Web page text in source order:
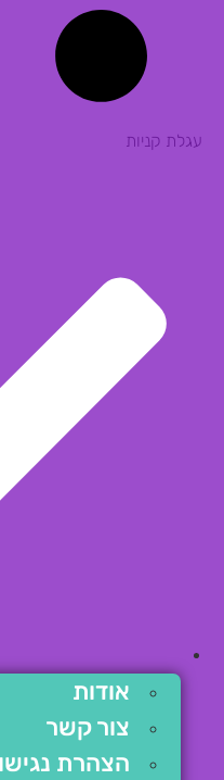
עגלת קניות
אודות
צור קשר
הצהרת נגישות